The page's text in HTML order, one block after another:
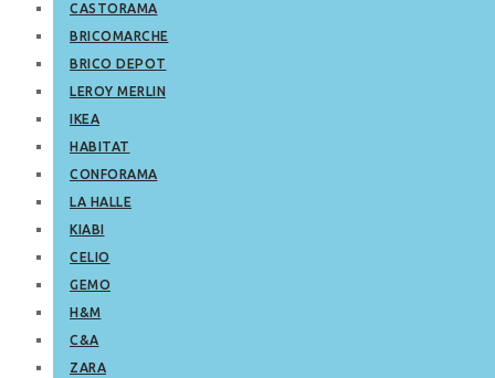
CASTORAMA
BRICOMARCHE
BRICO DEPOT
LEROY MERLIN
IKEA
HABITAT
CONFORAMA
LA HALLE
KIABI
CELIO
GEMO
H&M
C&A
ZARA